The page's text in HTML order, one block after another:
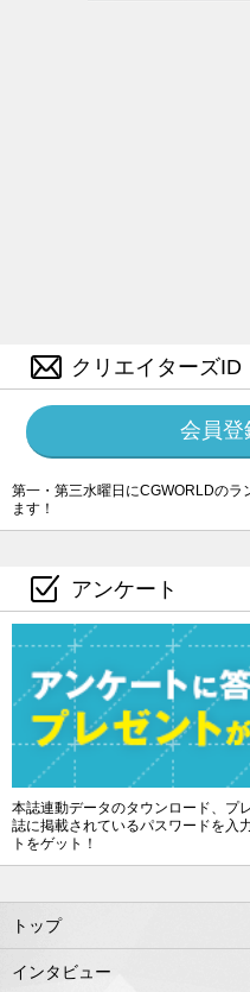
クリエイターズID
会員登
第一・第三水曜日にCGWORLDのラ
ます！
アンケート
本誌連動データのタウンロード、プ
誌に掲載されているパスワードを入
トをゲット！
トップ
インタビュー